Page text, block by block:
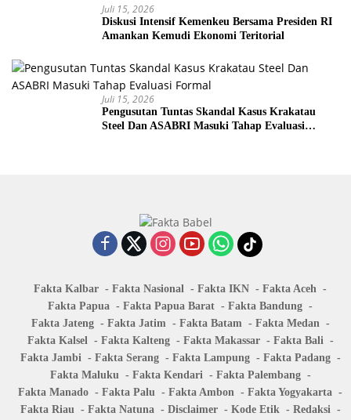
Juli 15, 2026
Diskusi Intensif Kemenkeu Bersama Presiden RI
Amankan Kemudi Ekonomi Teritorial
Juli 15, 2026
Pengusutan Tuntas Skandal Kasus Krakatau
Steel Dan ASABRI Masuki Tahap Evaluasi
Fakta Kalbar Fakta Nasional Fakta IKN
Fakta Aceh
Fakta Papua
Fakta Papua Barat
Fakta Bandung
Fakta Jateng
Fakta Jatim Fakta Batam
Fakta Medan
Fakta Kalsel
Fakta Kalteng Fakta Makassar
Fakta Bali
Fakta Jambi
Fakta Serang Fakta Lampung
Fakta Padang
Fakta Maluku
Fakta Kendari
Fakta Palembang
Fakta Manado
Fakta Palu Fakta Ambon
Fakta Yogyakarta
Fakta Riau
Fakta Natuna Disclaimer Kode Etik Redaksi